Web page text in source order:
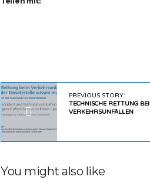
PREVIOUS STORY:
TECHNISCHE RETTUNG BEI
VERKEHRSUNFÄLLEN
You might also like